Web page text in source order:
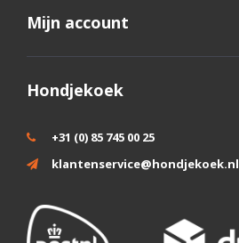
Mijn account
Hondjekoek
+31 (0) 85 745 00 25
klantenservice@hondjekoek.nl